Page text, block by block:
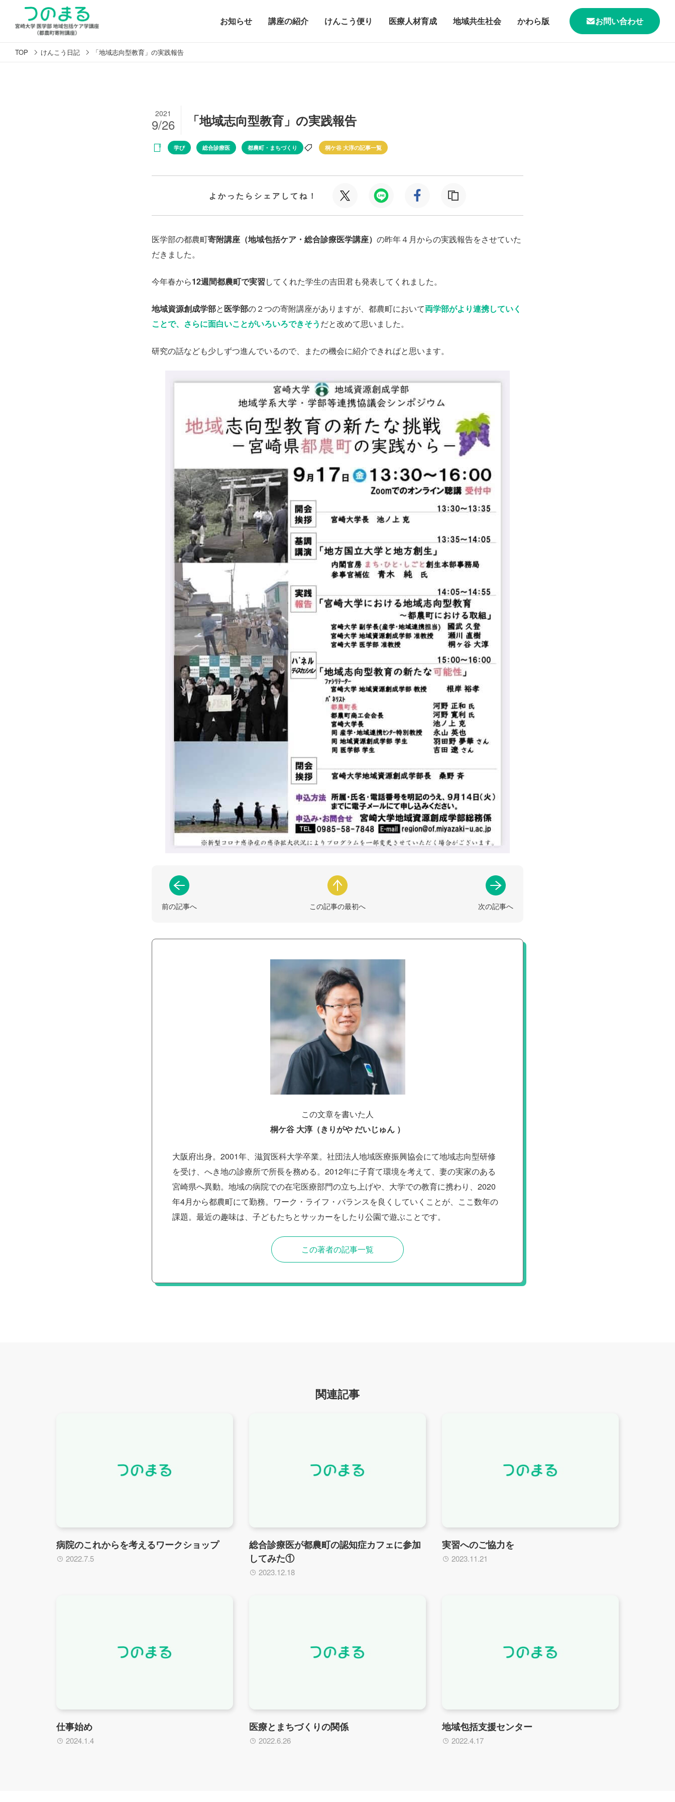
お知らせ 講座の紹介 けんこう便り 医療人材育成 地域共生社会 かわら版 お問い合わせ
TOP けんこう日記 「地域志向型教育」の実践報告
「地域志向型教育」の実践報告
2021
9/26
学び 総合診療医 都農町・まちづくり 桐ケ谷 大淳の記事一覧
よかったらシェアしてね！
医学部の都農町寄附講座（地域包括ケア・総合診療医学講座） の昨年４月からの実践報告をさせていた
だきました。
今年春から12週間都農町で実習してくれた学生の吉田君も発表してくれました。
地域資源創成学部と医学部の２つの寄附講座がありますが、都農町において両学部がより連携していく
ことで、さらに面白いことがいろいろできそうだと改めて思いました。
研究の話なども少しずつ進んでいるので、またの機会に紹介できればと思います。
前の記事へ この記事の最初へ 次の記事へ
この文章を書いた人
桐ケ谷 大淳（きりがや だいじゅん ）
大阪府出身。2001年、滋賀医科大学卒業。社団法人地域医療振興協会にて地域志向型研修
を受け、へき地の診療所で所長を務める。2012年に子育て環境を考えて、妻の実家のある
宮崎県へ異動。地域の病院での在宅医療部門の立ち上げや、大学での教育に携わり、2020
年4月から都農町にて勤務。ワーク・ライフ・バランスを良くしていくことが、ここ数年の
課題。最近の趣味は、子どもたちとサッカーをしたり公園で遊ぶことです。
この著者の記事一覧
関連記事
病院のこれからを考えるワークショップ
2022.7.5
総合診療医が都農町の認知症カフェに参加
してみた①
2023.12.18
実習へのご協力を
2023.11.21
仕事始め
2024.1.4
医療とまちづくりの関係
2022.6.26
地域包括支援センター
2022.4.17